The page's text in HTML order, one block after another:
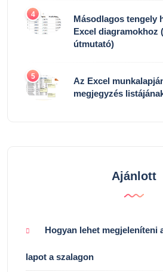
4
Másodlagos tengely
Excel diagramokhoz
útmutató)
5
Az Excel
megjegyzés
Ajánlott
Hogyan lehet megjeleníteni
lapot a szalagon